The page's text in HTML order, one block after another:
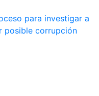
para investigar a
posible corrupción